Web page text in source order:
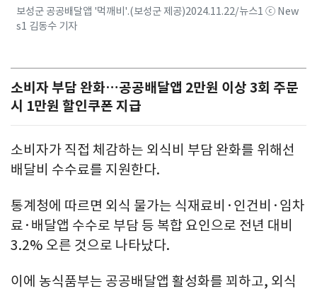
보성군 공공배달앱 '먹깨비'.(보성군 제공)2024.11.22/뉴스1 ⓒ New
s1 김동수 기자
소비자 부담 완화…공공배달앱 2만원 이상 3회 주문
시 1만원 할인쿠폰 지급
소비자가 직접 체감하는 외식비 부담 완화를 위해선
배달비 수수료를 지원한다.
통계청에 따르면 외식 물가는 식재료비·인건비·임차
료·배달앱 수수로 부담 등 복합 요인으로 전년 대비
3.2% 오른 것으로 나타났다.
이에 농식품부는 공공배달앱 활성화를 꾀하고, 외식